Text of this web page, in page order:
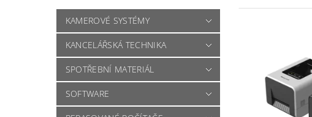
KAMEROVÉ SYSTÉMY
KANCELÁŘSKÁ TECHNIKA
SPOTŘEBNÍ MATERIÁL
SOFTWARE